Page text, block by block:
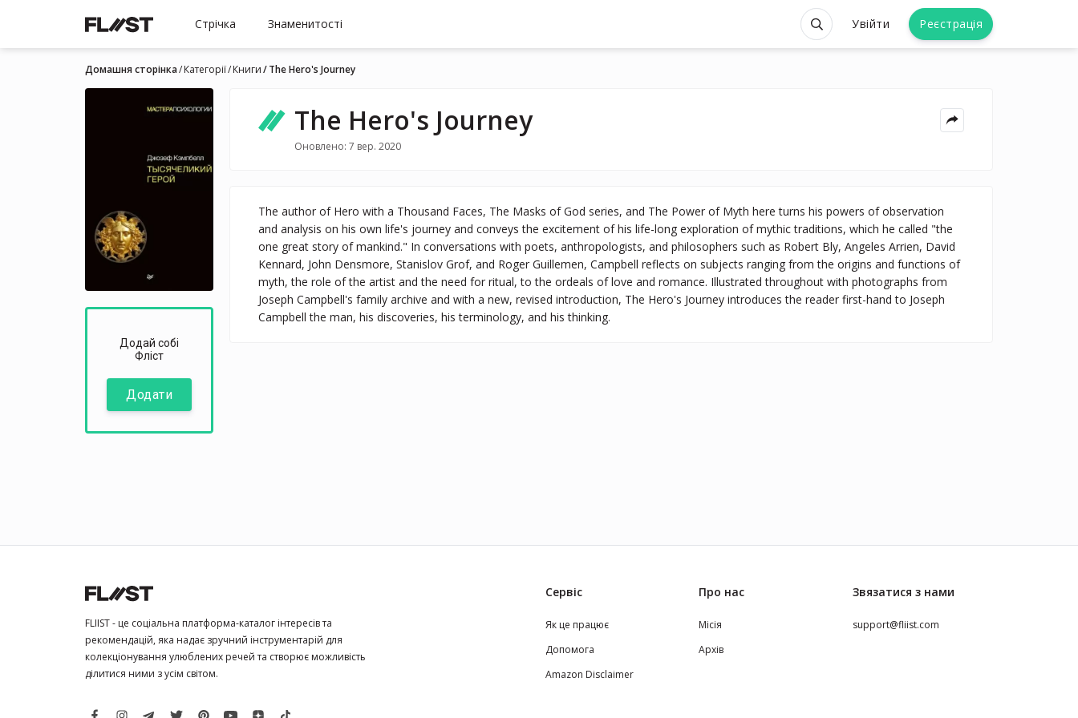
Стрічка Знаменитості Увійти Реєстрація
Домашня сторінка Категорії Книги The Hero's Journey
Додай собі
Фліст
Додати
The Hero's Journey
Оновлено: 7 вер. 2020
The author of Hero with a Thousand Faces, The Masks of God series, and The Power of Myth here turns his powers of observation
and analysis on his own life's journey and conveys the excitement of his life-long exploration of mythic traditions, which he called "the
one great story of mankind." In conversations with poets, anthropologists, and philosophers such as Robert Bly, Angeles Arrien, David
Kennard, John Densmore, Stanislov Grof, and Roger Guillemen, Campbell reflects on subjects ranging from the origins and functions of
myth, the role of the artist and the need for ritual, to the ordeals of love and romance. Illustrated throughout with photographs from
Joseph Campbell's family archive and with a new, revised introduction, The Hero's Journey introduces the reader first-hand to Joseph
Campbell the man, his discoveries, his terminology, and his thinking.
FLIIST - це соціальна платформа-каталог інтересів та
рекомендацій, яка надає зручний інструментарій для
колекціонування улюблених речей та створює можливість
ділитися ними з усім світом.
Сервіс
Як це працює
Допомога
Amazon Disclaimer
Про нас
Місія
Архів
Звязатися з нами
support@fliist.com